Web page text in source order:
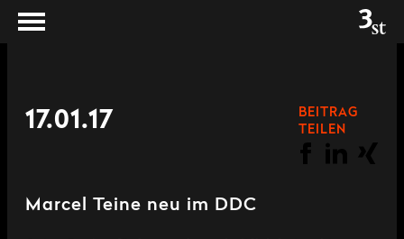
17.01.17
BEITRAG
TEILEN
Marcel Teine neu im DDC